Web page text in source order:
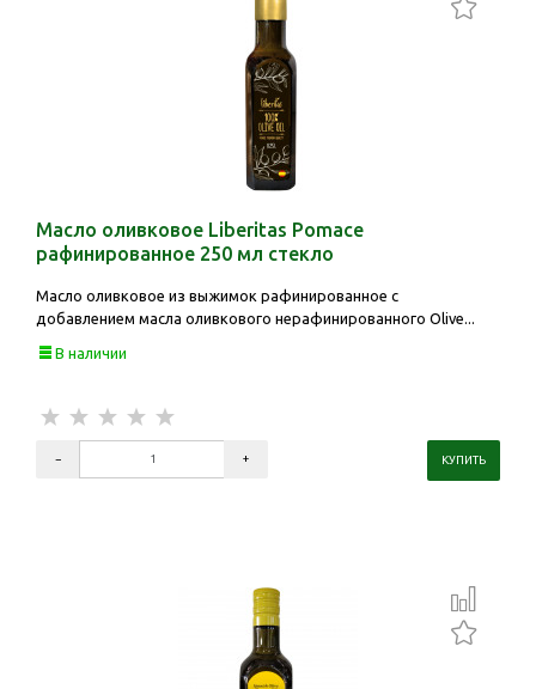
Масло оливковое Liberitas Pomace
рафинированное 250 мл стекло
Масло оливковое из выжимок рафинированное с
добавлением масла оливкового нерафинированного Olive...
В наличии